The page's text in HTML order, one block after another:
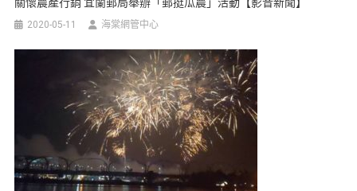
關懷農產行銷 宜蘭郵局舉辦「郵挺瓜農」活動【影音新聞】
2020-05-11 海棠網管中心